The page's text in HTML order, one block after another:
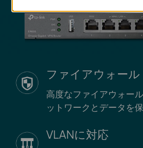
ファイアウォール
高度なファイアウォー
ットワークとデータを保
VLANに対応